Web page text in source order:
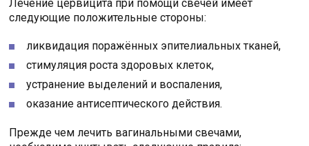
Лечение цервицита при помощи свечей имеет
следующие положительные стороны:
ликвидация поражённых эпителиальных тканей,
стимуляция роста здоровых клеток,
устранение выделений и воспаления,
оказание антисептического действия.
Прежде чем лечить вагинальными свечами,